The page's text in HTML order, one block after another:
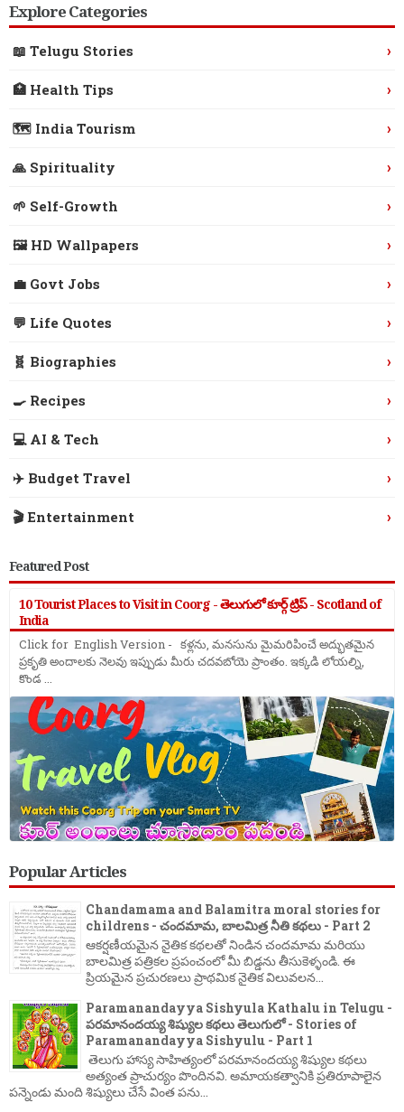
Explore Categories
📖 Telugu Stories ›
🏥 Health Tips ›
🗺️ India Tourism ›
🙏 Spirituality ›
🌱 Self-Growth ›
🖼️ HD Wallpapers ›
💼 Govt Jobs ›
💬 Life Quotes ›
🧬 Biographies ›
🍳 Recipes ›
💻 AI & Tech ›
✈️ Budget Travel ›
🎬 Entertainment ›
Featured Post
10 Tourist Places to Visit in Coorg - తెలుగులో కూర్గ్ ట్రిప్ - Scotland of
India
Click for English Version - కళ్లను, మనసును మైమరిపించే అద్భుతమైన
ప్రకృతి అందాలకు నెలవు ఇప్పుడు మీరు చదవబోయె ప్రాంతం. ఇక్కడి లోయల్ని,
కొండ ...
Popular Articles
Chandamama and Balamitra moral stories for
childrens - చందమామ, బాలమిత్ర నీతి కథలు - Part 2
ఆకర్షణీయమైన నైతిక కథలతో నిండిన చందమామ మరియు
బాలమిత్ర పత్రికల ప్రపంచంలో మీ బిడ్డను తీసుకెళ్ళండి. ఈ
ప్రియమైన ప్రచురణలు ప్రాథమిక నైతిక విలువలన...
Paramanandayya Sishyula Kathalu in Telugu -
పరమానందయ్య శిష్యుల కథలు తెలుగులో - Stories of
Paramanandayya Sishyulu - Part 1
తెలుగు హాస్య సాహిత్యంలో పరమానందయ్య శిష్యుల కథలు
అత్యంత ప్రాచుర్యం పొందినవి. అమాయకత్వానికి ప్రతిరూపాలైన
పన్నెండు మంది శిష్యులు చేసే వింత పను...